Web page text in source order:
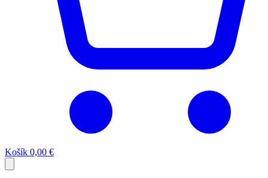
Košík 0,00 €